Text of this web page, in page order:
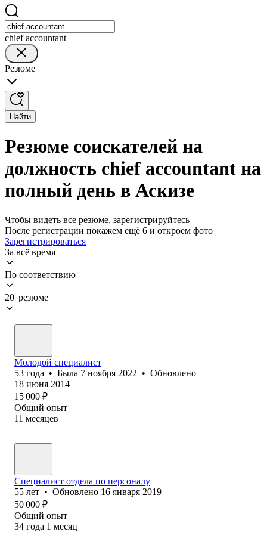
chief accountant
Резюме
Найти
Резюме соискателей на
должность chief accountant на
полный день в Аскизе
Чтобы видеть все резюме, зарегистрируйтесь
После регистрации покажем ещё 6 и откроем фото
Зарегистрироваться
За всё время
По соответствию
20 резюме
Молодой специалист
53 года • Была 7 ноября 2022 • Обновлено
18 июня 2014
15 000 ₽
Общий опыт
11 месяцев
Специалист отдела по персоналу
55 лет • Обновлено 16 января 2019
50 000 ₽
Общий опыт
34 года 1 месяц